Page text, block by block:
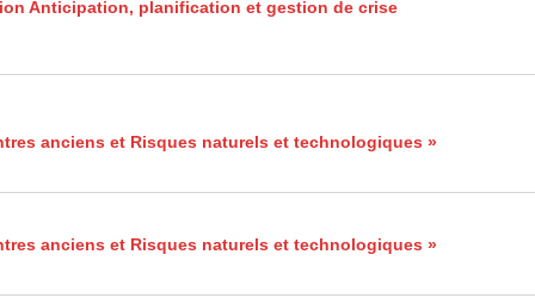
Anticipation, planification et gestion de crise
anciens et Risques naturels et technologiques »
anciens et Risques naturels et technologiques »